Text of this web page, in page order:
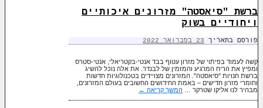
ברשת "סיאסטה" מזרונים איכותיים
ויחודיים בשוק
פורסם בתאריך 23 בפברואר 2022
קשה לעמוד בפיתוי של מזרון עטוף בבד אנטי-בקטריאלי, אנטי-סטרס
ומפיץ את הריח המרגיע והמזמין של לבנדר. את אלה נוכל להשיג
ברשת חנויות "סיאסטה". המזרונים מצויידים בטכנולוגיות חדשות
וחומרי מזרון חדישים – באמת החידושים החשובים בעולם המזרונים,
מבהיר לנו אליקו שטרקר … המשך קריאה ←